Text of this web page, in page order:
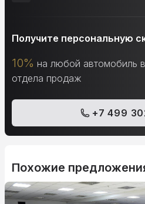
Получите персональную
10% на любой автомобиль
отдела продаж
+7 499
Похожие